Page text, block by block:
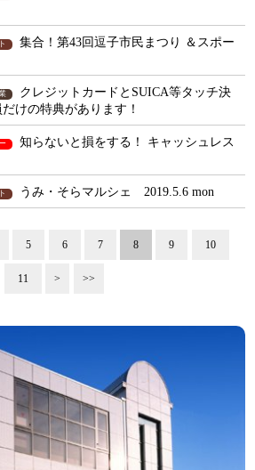
集合！第43回逗子市民まつり ＆スポー
クレジットカードとSUICA等タッチ決
けの特典があります！
知らないと損をする！ キャッシュレス
うみ・そらマルシェ 2019.5.6 mon
5 6 7 8 9 10
11 > >>